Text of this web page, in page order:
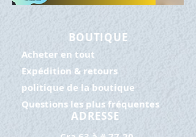
BOUTIQUE
Acheter en tout
Expédition & retours
politique de la boutique
Questions les plus fréquentes
ADRESSE